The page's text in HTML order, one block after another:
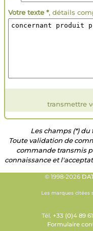
Votre texte *, détails
transmettre
Les champs (*)
Toute validation de
commande transmis
connaissance et
© 1998-2026
Les marques
Tél. +33 (0)4 89
Formulaire